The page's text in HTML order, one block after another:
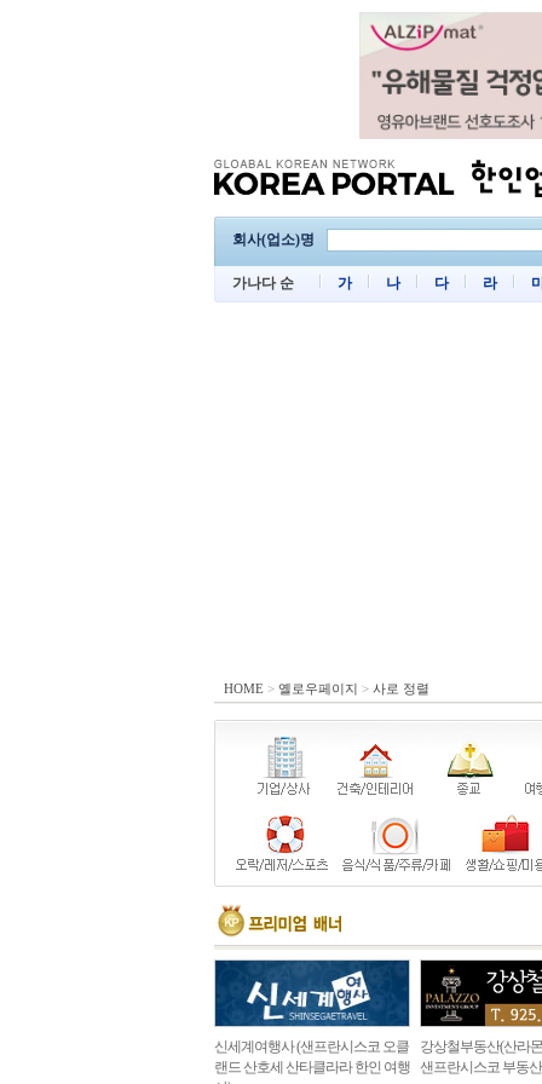
회사(업소)명
가나다 순 가 나 다 라
HOME > 옐로우페이지 > 사로 정렬
신세계여행사 (샌프란시스코 오클
랜드 산호세 산타클라라 한인 여행
강상철부동산(산라
샌프란시스코 부동